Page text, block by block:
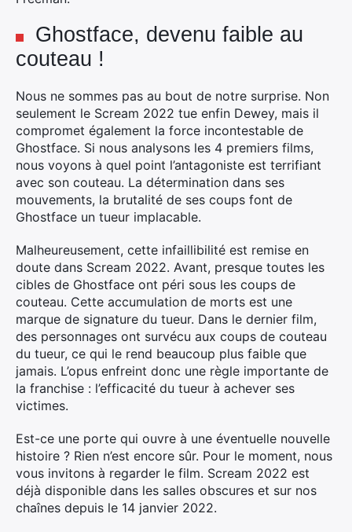
Ghostface, devenu faible au
couteau !
Nous ne sommes pas au bout de notre surprise. Non
seulement le Scream 2022 tue enfin Dewey, mais il
compromet également la force incontestable de
Ghostface. Si nous analysons les 4 premiers films,
nous voyons à quel point l’antagoniste est terrifiant
avec son couteau. La détermination dans ses
mouvements, la brutalité de ses coups font de
Ghostface un tueur implacable.
Malheureusement, cette infaillibilité est remise en
doute dans Scream 2022. Avant, presque toutes les
cibles de Ghostface ont péri sous les coups de
couteau. Cette accumulation de morts est une
marque de signature du tueur. Dans le dernier film,
des personnages ont survécu aux coups de couteau
du tueur, ce qui le rend beaucoup plus faible que
jamais. L’opus enfreint donc une règle importante de
la franchise : l’efficacité du tueur à achever ses
victimes.
Est-ce une porte qui ouvre à une éventuelle nouvelle
histoire ? Rien n’est encore sûr. Pour le moment, nous
vous invitons à regarder le film. Scream 2022 est
déjà disponible dans les salles obscures et sur nos
chaînes depuis le 14 janvier 2022.
Rechercher
: